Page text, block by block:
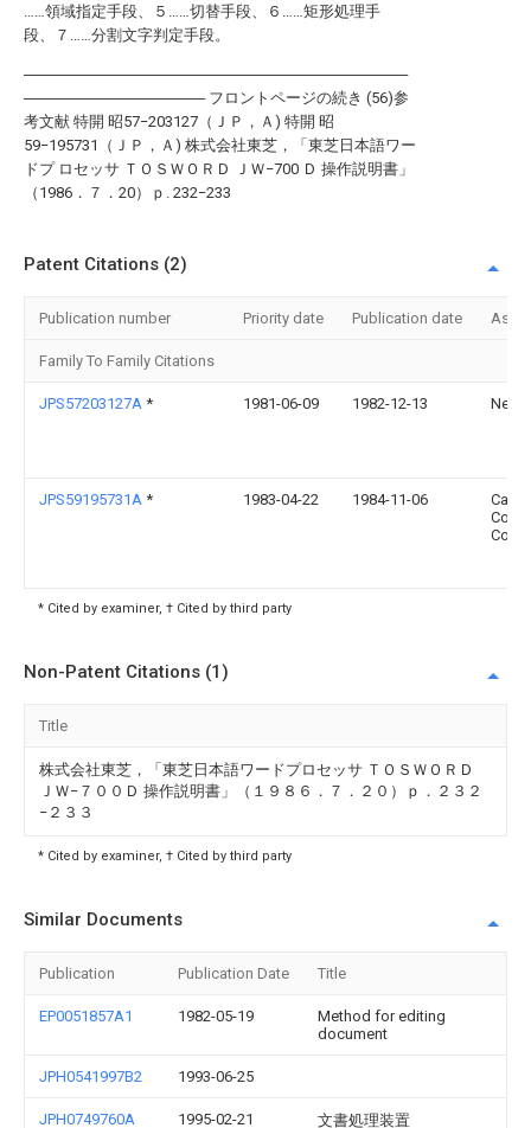
……領域指定手段、５……切替手段、６……矩形処理手
段、７……分割文字判定手段。
────────────────────────────────────
───────────────── フロントページの続き (56)参
考文献 特開 昭57−203127（ＪＰ，Ａ) 特開 昭
59−195731（ＪＰ，Ａ) 株式会社東芝，「東芝日本語ワー
ドプ ロセッサ ＴＯＳＷＯＲＤ ＪＷ−700 Ｄ 操作説明書」
（1986．７．20）ｐ. 232−233
Patent Citations (2)
Publication number Priority date Publication date
Family To Family Citations
JPS57203127A * 1981-06-09 1982-12-13 Nec
JPS59195731A * 1983-04-22 1984-11-06
Casio
Co
* Cited by examiner, † Cited by third party
Non-Patent Citations (1)
Title
株式会社東芝，「東芝日本語ワードプロセッサ ＴＯＳＷＯＲＤ
ＪＷ−７００Ｄ 操作説明書」（１９８６．７．２０）ｐ．２３２
−２３３
* Cited by examiner, † Cited by third party
Similar Documents
Publication Publication Date Title
EP0051857A1 1982-05-19
Method for editing
document
JPH0541997B2 1993-06-25
JPH0749760A 1995-02-21 文書処理装置